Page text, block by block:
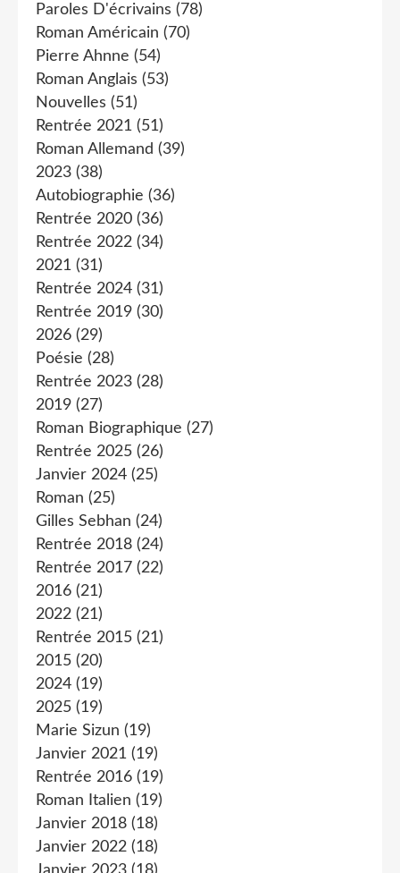
Paroles D'écrivains (78)
Roman Américain (70)
Pierre Ahnne (54)
Roman Anglais (53)
Nouvelles (51)
Rentrée 2021 (51)
Roman Allemand (39)
2023 (38)
Autobiographie (36)
Rentrée 2020 (36)
Rentrée 2022 (34)
2021 (31)
Rentrée 2024 (31)
Rentrée 2019 (30)
2026 (29)
Poésie (28)
Rentrée 2023 (28)
2019 (27)
Roman Biographique (27)
Rentrée 2025 (26)
Janvier 2024 (25)
Roman (25)
Gilles Sebhan (24)
Rentrée 2018 (24)
Rentrée 2017 (22)
2016 (21)
2022 (21)
Rentrée 2015 (21)
2015 (20)
2024 (19)
2025 (19)
Marie Sizun (19)
Janvier 2021 (19)
Rentrée 2016 (19)
Roman Italien (19)
Janvier 2018 (18)
Janvier 2022 (18)